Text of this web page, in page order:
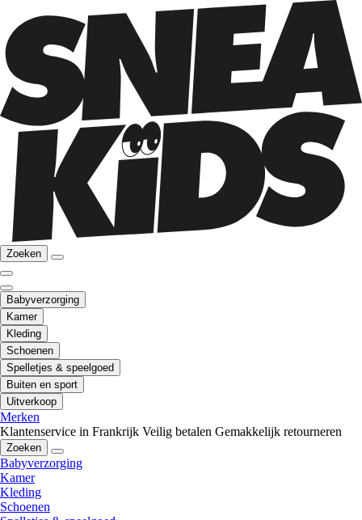
Zoeken
Babyverzorging
Kamer
Kleding
Schoenen
Spelletjes & speelgoed
Buiten en sport
Uitverkoop
Merken
Klantenservice in Frankrijk Veilig betalen Gemakkelijk retourneren
Zoeken
Babyverzorging
Kamer
Kleding
Schoenen